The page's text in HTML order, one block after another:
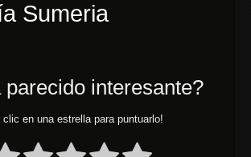
Sumeria
parecido interesante?
clic en una estrella para puntuarlo!